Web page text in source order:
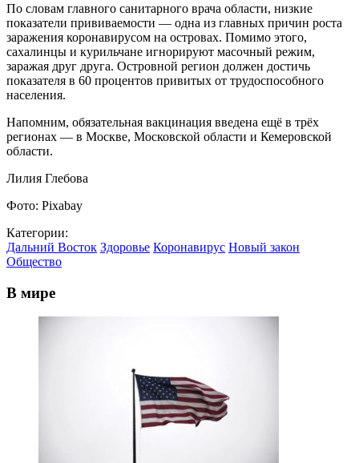
По словам главного санитарного врача области, низкие
показатели прививаемости — одна из главных причин роста
заражения коронавирусом на островах. Помимо этого,
сахалинцы и курильчане игнорируют масочный режим,
заражая друг друга. Островной регион должен достичь
показателя в 60 процентов привитых от трудоспособного
населения.
Напомним, обязательная вакцинация введена ещё в трёх
регионах — в Москве, Московской области и Кемеровской
области.
Лилия Глебова
Фото: Pixabay
Категории:
Дальний Восток Здоровье Коронавирус Новый закон
Общество
В мире